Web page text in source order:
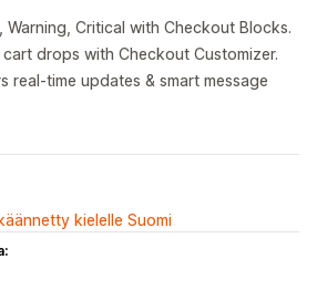
Warning, Critical with Checkout Blocks.
drops with Checkout Customizer.
real-time updates & smart message
kielelle Suomi